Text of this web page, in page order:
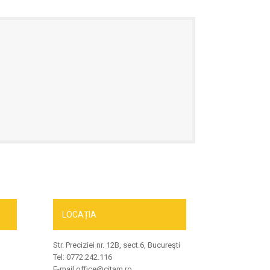
LOCAȚIA
Str. Preciziei nr. 12B, sect.6, Bucureşti
Tel: 0772.242.116